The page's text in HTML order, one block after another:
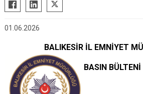
01.06.2026
BALIKESİR İL EMNİYET
BASIN BÜLTENİ